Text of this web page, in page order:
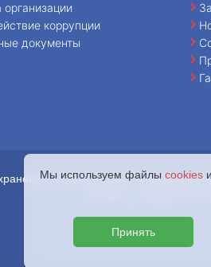
организации
коррупции
документы
города Москвы «Городская
Мы используем файлы cookies
Принять